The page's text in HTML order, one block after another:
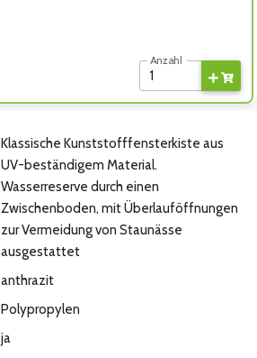
Anzahl
Klassische Kunststofffensterkiste aus
UV-beständigem Material.
Wasserreserve durch einen
Zwischenboden, mit Überlauföffnungen
zur Vermeidung von Staunässe
ausgestattet
anthrazit
Polypropylen
ja